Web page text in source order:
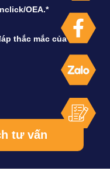
OEA.*
thắc mắc của